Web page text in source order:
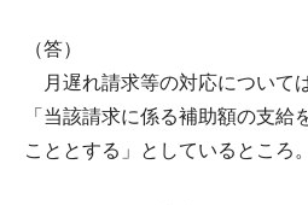
（答）
月遅れ請求等の対応について
「当該請求に係る補助額の支給
こととする」としているところ。